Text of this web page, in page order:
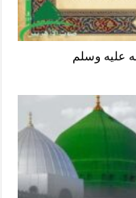
عليه وسلم